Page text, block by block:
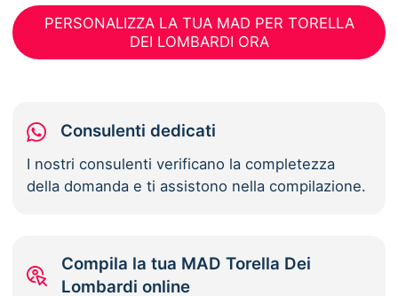
PERSONALIZZA LA TUA MAD PER TORELLA
DEI LOMBARDI ORA
Consulenti dedicati
I nostri consulenti verificano la completezza
della domanda e ti assistono nella compilazione.
Compila la tua MAD Torella Dei
Lombardi online